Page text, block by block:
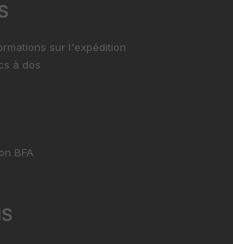
sur l'expédition
à dos
BFA